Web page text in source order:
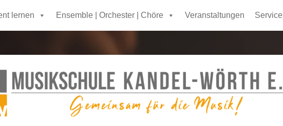
lernen Ensemble | Orchester | Chöre Veranstaltungen Service